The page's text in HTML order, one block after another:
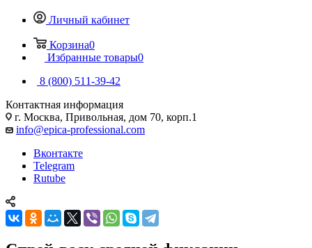
Личный кабинет
Корзина0
Избранные товары0
8 (800) 511-39-42
Контактная информация
г. Москва, Привольная, дом 70, корп.1
info@epica-professional.com
Вконтакте
Telegram
Rutube